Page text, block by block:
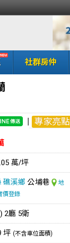
社群房仲
| 專家亮點
萬/坪
礁溪鄉 公埔巷
地
價登錄
2廳 5衛
坪 (不含車位面積)